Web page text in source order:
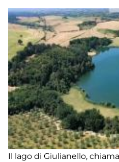
Il lago di Giulianello,